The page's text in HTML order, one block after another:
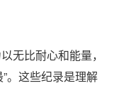
无比耐心和能量，
。这些纪录是理解